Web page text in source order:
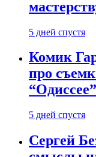
5 дней спустя
Комик
про
“Одиссее”
5 дней спустя
Сергей